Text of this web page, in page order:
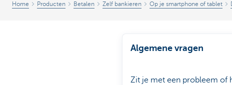
Home Producten Betalen Zelf bankieren Op je smartphone of tablet
Algemene vragen
Zit je met een probleem of